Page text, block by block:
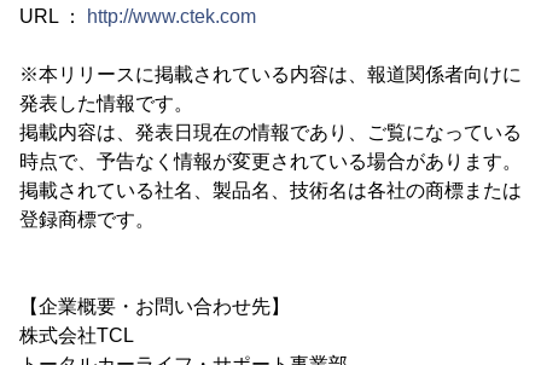
URL ：
http://www.ctek.com
※本リリースに掲載されている内容は、報道関係者向けに
発表した情報です。
掲載内容は、発表日現在の情報であり、ご覧になっている
時点で、予告なく情報が変更されている場合があります。
掲載されている社名、製品名、技術名は各社の商標または
登録商標です。
【企業概要・お問い合わせ先】
株式会社TCL